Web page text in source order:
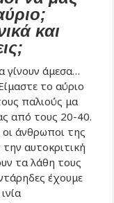
και
γίνουν άμεσα…
το αύριο
παλιούς μα
από τους 20-40.
άνθρωποι της
την αυτοκριτική
τα λάθη τους
έχουμε